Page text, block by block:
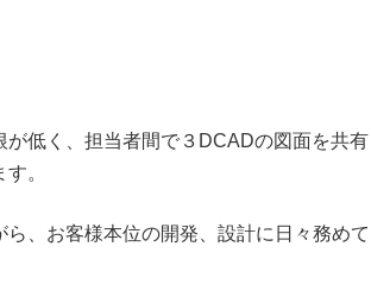
低く、担当者間で３DCADの図面を共有
。
、お客様本位の開発、設計に日々務めて